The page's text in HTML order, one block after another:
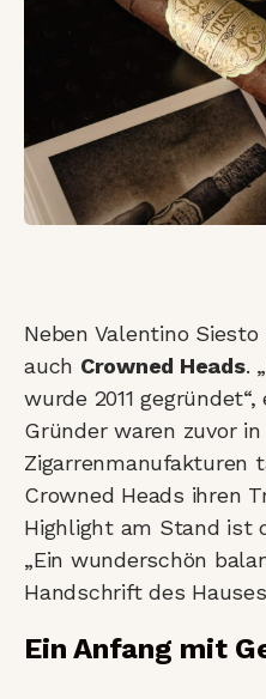
Neben Valentino
auch Crowned Heads.
wurde 2011
Gründer waren zuvor
Zigarrenmanufakturen
Crowned Heads ihren
Highlight am Stand ist
„Ein wunderschön
Handschrift des
Ein Anfang mit